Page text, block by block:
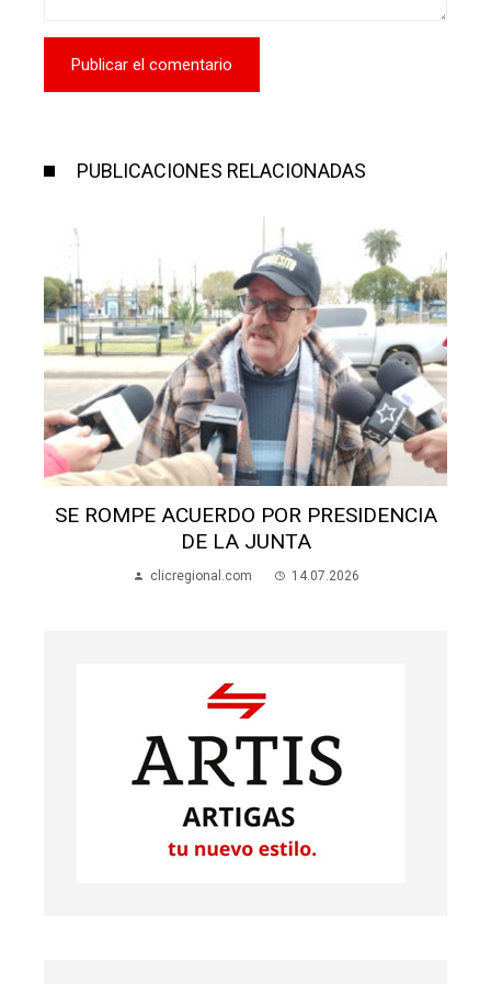
PUBLICACIONES RELACIONADAS
SE ROMPE ACUERDO POR PRESIDENCIA
DE LA JUNTA
clicregional.com 14.07.2026